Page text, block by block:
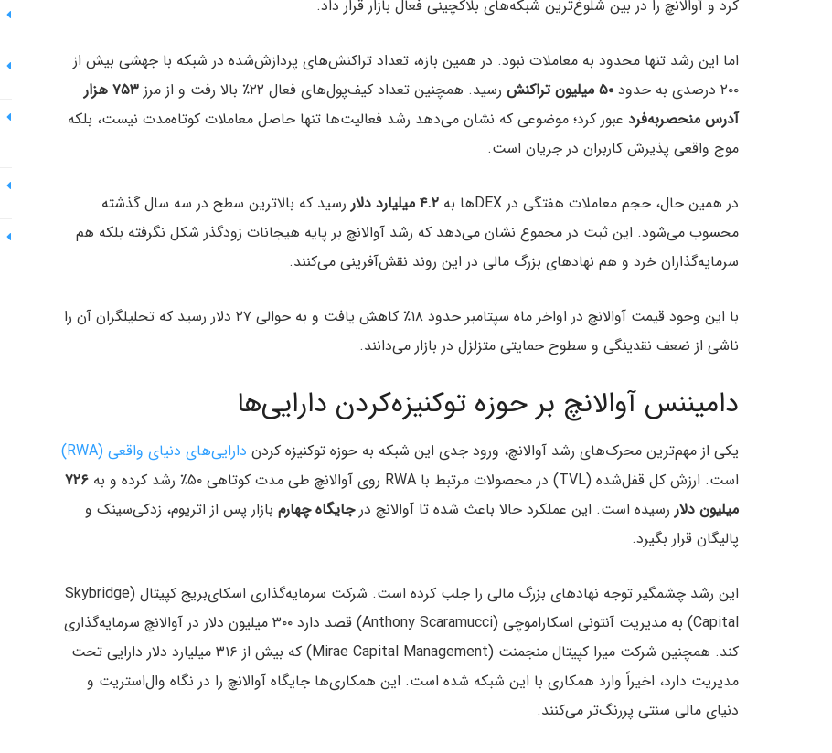
کرد و آوالانچ را در بین شلوغ‌ترین شبکه‌های بلاکچینی فعال بازار قرار داد.
اما این رشد تنها محدود به معاملات نبود. در همین بازه، تعداد تراکنش‌های پردازش‌شده در شبکه با جهشی بیش از
۲۰۰ درصدی به حدود
۵۰ میلیون تراکنش رسید. همچنین تعداد کیف‌پول‌های فعال ۲۲٪ بالا رفت و از مرز
۷۵۳ هزار
آدرس منحصربه‌فرد عبور کرد؛ موضوعی که نشان می‌دهد رشد فعالیت‌ها تنها حاصل معاملات کوتاه‌مدت نیست، بلکه
موج واقعی پذیرش کاربران در جریان است.
در همین حال، حجم معاملات هفتگی در DEXها به
رسید که بالاترین سطح در سه سال گذشته
محسوب می‌شود. این ثبت در مجموع نشان می‌دهد که رشد آوالانچ بر پایه هیجانات زودگذر شکل نگرفته بلکه هم
سرمایه‌گذاران خرد و هم نهادهای بزرگ مالی در این روند نقش‌آفرینی می‌کنند.
با این وجود قیمت آوالانچ در اواخر ماه سپتامبر حدود ۱۸٪ کاهش یافت و به حوالی ۲۷ دلار رسید که تحلیلگران آن را
ناشی از ضعف نقدینگی و سطوح حمایتی متزلزل در بازار می‌دانند.
دامیننس آوالانچ بر حوزه توکنیزه‌کردن دارایی‌ها
یکی از مهم‌ترین محرک‌های رشد آوالانچ، ورود جدی این شبکه به حوزه توکنیزه کردن دارایی‌های دنیای واقعی (RWA)
است. ارزش کل قفل‌شده (TVL) در محصولات مرتبط با RWA روی آوالانچ طی مدت کوتاهی ۵۰٪ رشد کرده و به
۷۲۶
میلیون دلار رسیده است. این عملکرد حالا باعث شده تا آوالانچ درجایگاه چهارم بازار پس از اتریوم، زد‌کی‌سینک و
پالیگان قرار بگیرد.
این رشد چشمگیر توجه نهادهای بزرگ مالی را جلب کرده است. شرکت سرمایه‌گذاری اسکای‌بریج کپیتال (Skybridge
Capital) به مدیریت آنتونی اسکاراموچی (Anthony Scaramucci) قصد دارد ۳۰۰ میلیون دلار در آوالانچ سرمایه‌گذاری
کند. همچنین شرکت میرا کپیتال منجمنت (Mirae Capital Management) که بیش از ۳۱۶ میلیارد دلار دارایی تحت
مدیریت دارد، اخیراً وارد همکاری با این شبکه شده است. این همکاری‌ها جایگاه آوالانچ را در نگاه وال‌استریت و
دنیای مالی سنتی پررنگ‌تر می‌کنند.